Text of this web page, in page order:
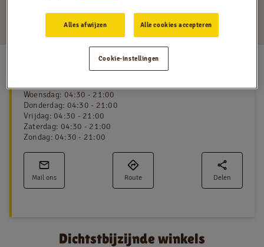
Contact
Jobs
Juridische informatie
Privacy policy
Rue des Frères Wright 8-12, Gosselies
04:30 - 21:00
Woensdag: 04:30 - 21:00
Donderdag: 04:30 - 21:00
Vrijdag: 04:30 - 21:00
Zaterdag: 04:30 - 21:00
Zondag: 04:30 - 21:00
Mail ons Route Delen
Dichtstbijzijnde winkels
Alles afwijzen Alle cookies accepteren
Cookie-instellingen